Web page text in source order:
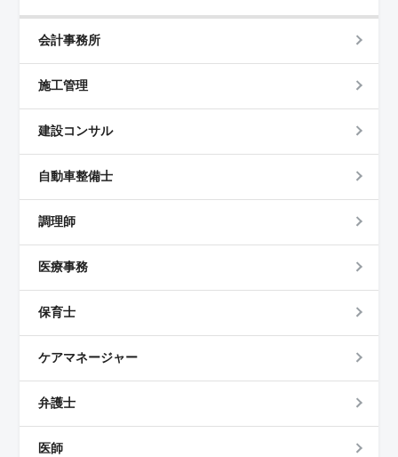
会計事務所
施工管理
建設コンサル
自動車整備士
調理師
医療事務
保育士
ケアマネージャー
弁護士
医師